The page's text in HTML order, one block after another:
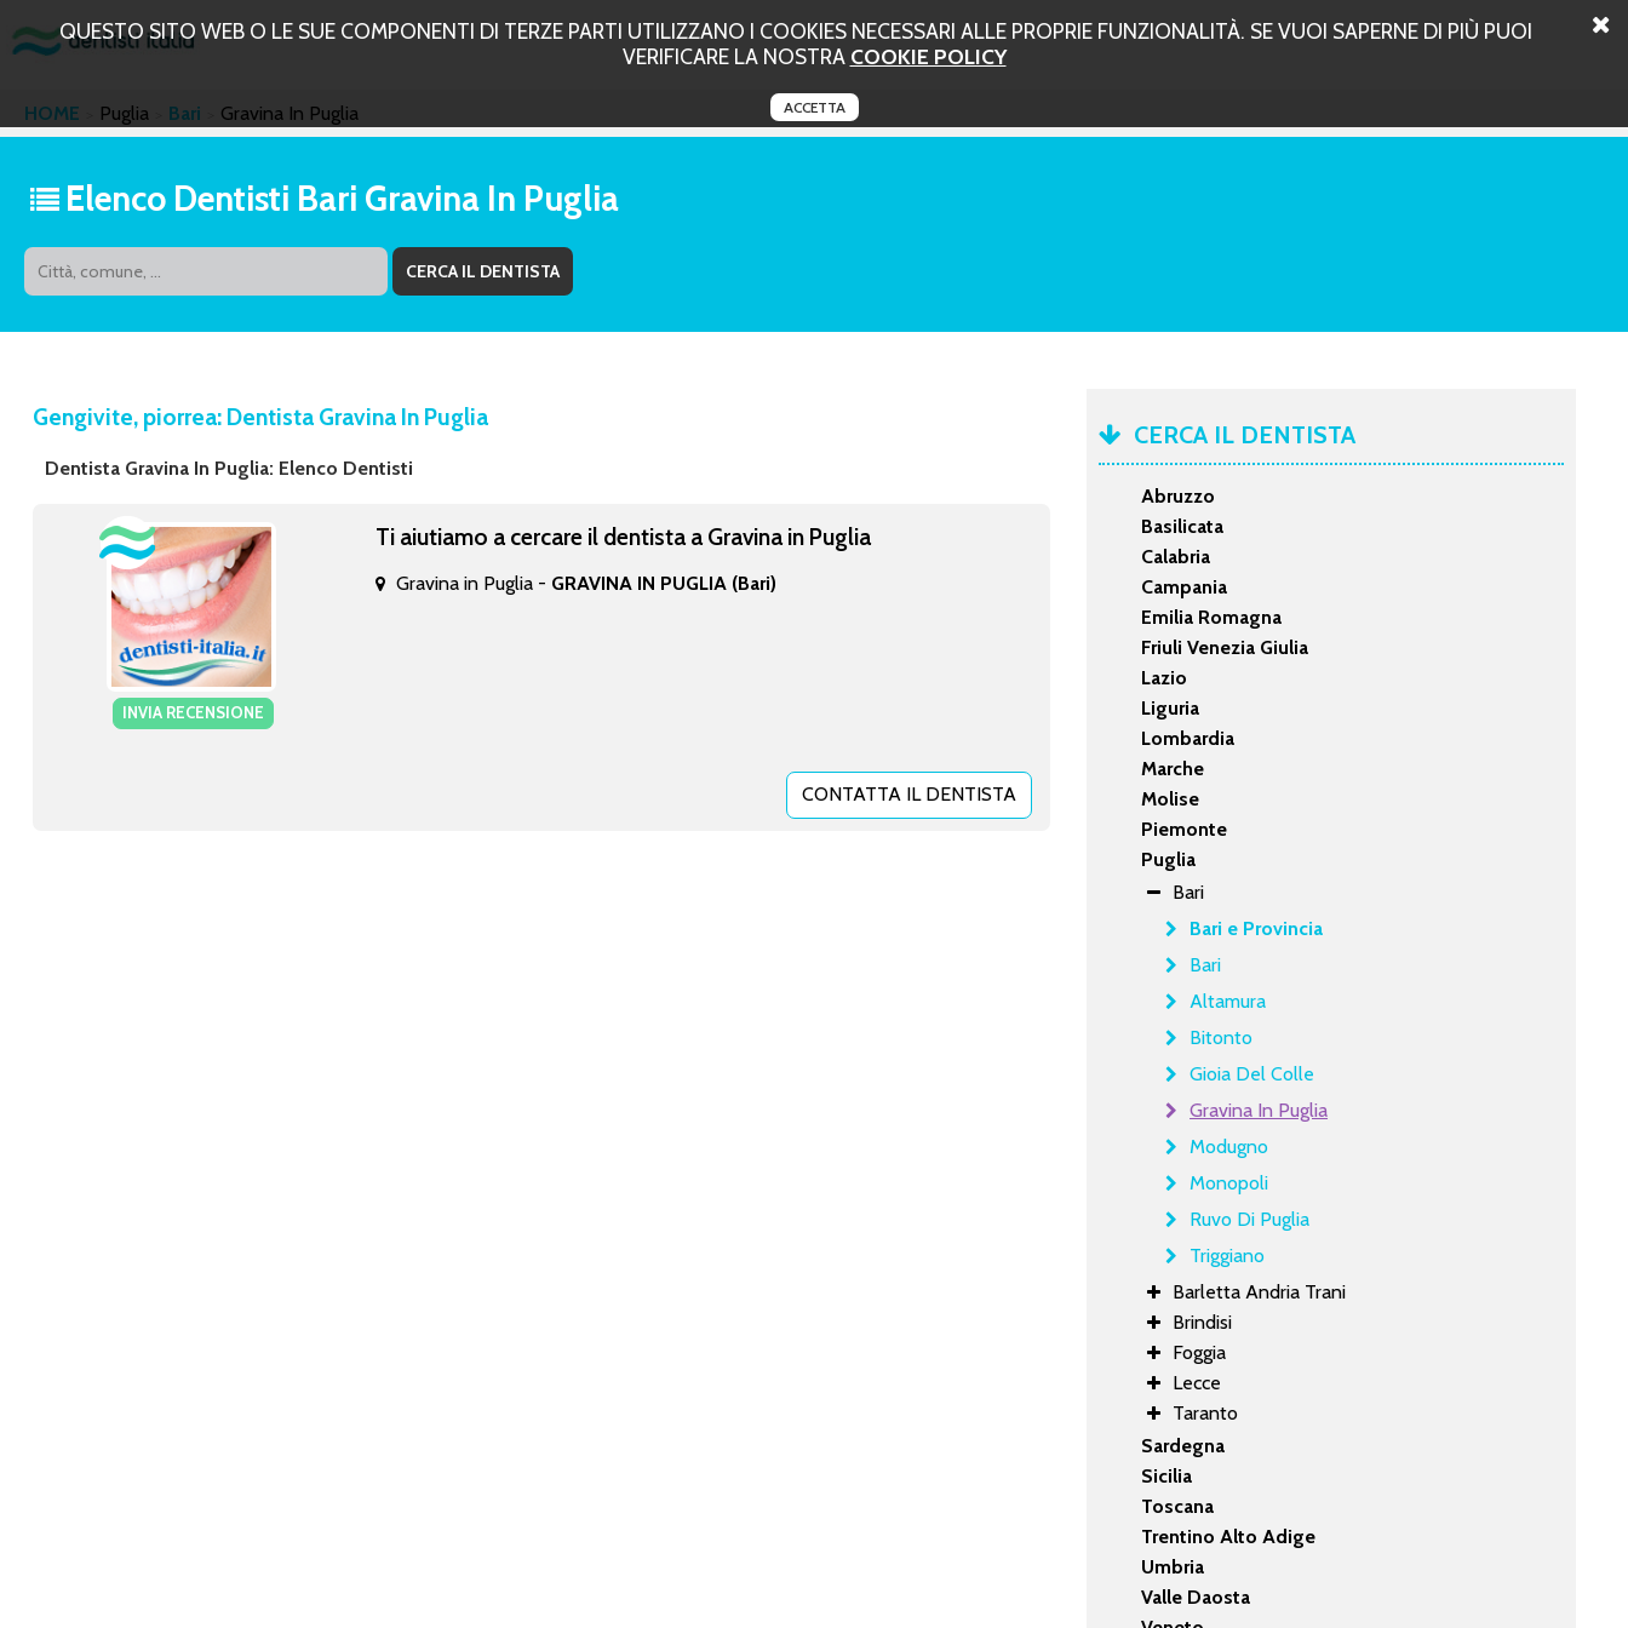
QUESTO SITO WEB O LE SUE COMPONENTI DI TERZE PARTI UTILIZZANO I COOKIES NECESSARI ALLE PROPRIE FUNZIONALITÀ. SE VUOI SAPERNE DI PIÙ PUOI
VERIFICARE LA NOSTRA COOKIE POLICY
ACCETTA
HOME Puglia Bari Gravina In Puglia
Elenco Dentisti Bari Gravina In Puglia
Gengivite, piorrea: Dentista Gravina In Puglia
Dentista Gravina In Puglia: Elenco Dentisti
INVIA RECENSIONE
Ti aiutiamo a cercare il dentista a Gravina in Puglia
Gravina in Puglia - GRAVINA IN PUGLIA (Bari)
CONTATTA IL DENTISTA
CERCA IL DENTISTA
Abruzzo
Basilicata
Calabria
Campania
Emilia Romagna
Friuli Venezia Giulia
Lazio
Liguria
Lombardia
Marche
Molise
Piemonte
Puglia
Bari
Bari e Provincia
Bari
Altamura
Bitonto
Gioia Del Colle
Gravina In Puglia
Modugno
Monopoli
Ruvo Di Puglia
Triggiano
Barletta Andria Trani
Brindisi
Foggia
Lecce
Taranto
Sardegna
Sicilia
Toscana
Trentino Alto Adige
Umbria
Valle Daosta